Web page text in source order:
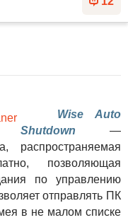
Wise Auto
Shutdown —
распространяемая
позволяющая
по управлению
отправлять ПК
в не малом списке